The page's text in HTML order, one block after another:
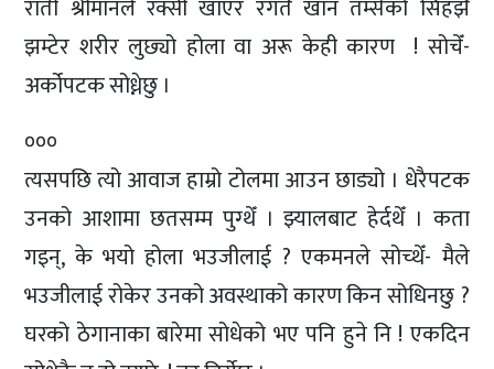
राती श्रीमानले रक्सी खाएर रगतै खान तम्सेको सिंहझैँ
झम्टेर शरीर लुछ्यो होला वा अरू केही कारण ! सोचेँ-
अर्कोपटक सोध्नेछु ।
०००
त्यसपछि त्यो आवाज हाम्रो टोलमा आउन छाड्यो । धेरैपटक
उनको आशामा छतसम्म पुग्थेँ । झ्यालबाट हेर्दथेँ । कता
गइन्, के भयो होला भउजीलाई ? एकमनले सोच्थेँ- मैले
भउजीलाई रोकेर उनको अवस्थाको कारण किन सोधिनछु ?
घरको ठेगानाका बारेमा सोधेको भए पनि हुने नि ! एकदिन